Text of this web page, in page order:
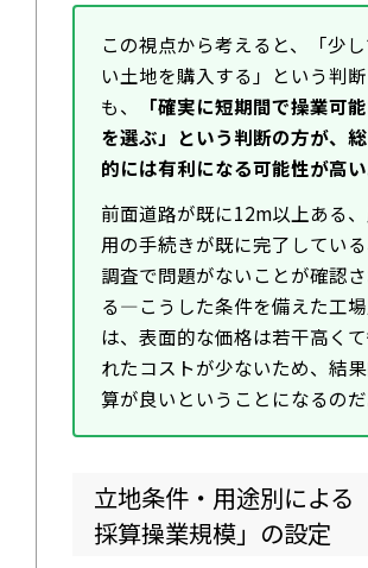
この視点から考えると、「少
い土地を購入する」という判
も、
「確実に短期間で操業可
を選ぶ」という判断の方が、
的には有利になる可能性が高い
前面道路が既に12m以上ある
用の手続きが既に完了してい
調査で問題がないことが確認
る—こうした条件を備えた工
は、表面的な価格は若干高く
れたコストが少ないため、結
算が良いということになるのだ
立地条件・用途別による
採算操業規模」の設定